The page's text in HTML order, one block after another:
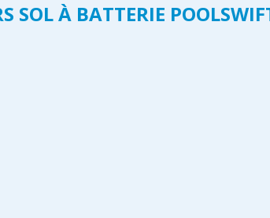
SOL À BATTERIE